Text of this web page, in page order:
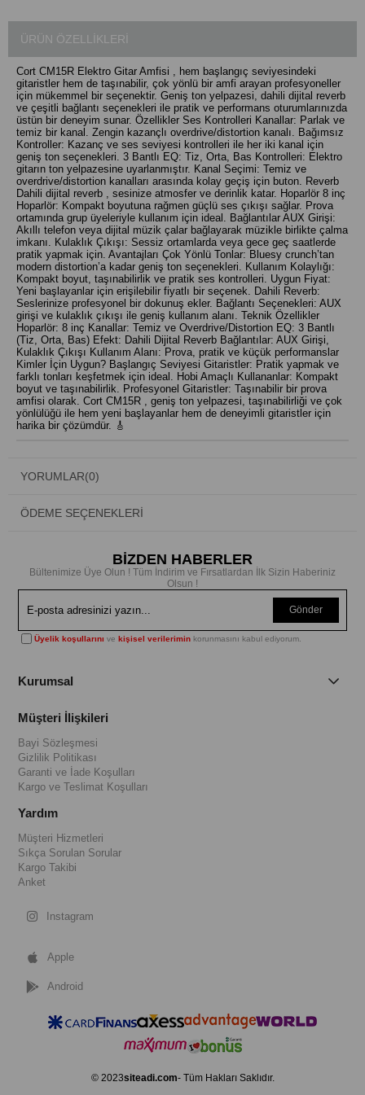
ÜRÜN ÖZELLIKLERI
Cort CM15R Elektro Gitar Amfisi , hem başlangıç seviyesindeki
gitaristler hem de taşınabilir, çok yönlü bir amfi arayan profesyoneller
için mükemmel bir seçenektir. Geniş ton yelpazesi, dahili dijital reverb
ve çeşitli bağlantı seçenekleri ile pratik ve performans oturumlarınızda
üstün bir deneyim sunar. Özellikler Ses Kontrolleri Kanallar: Parlak ve
temiz bir kanal. Zengin kazançlı overdrive/distortion kanalı. Bağımsız
Kontroller: Kazanç ve ses seviyesi kontrolleri ile her iki kanal için
geniş ton seçenekleri. 3 Bantlı EQ: Tiz, Orta, Bas Kontrolleri: Elektro
gitarın ton yelpazesine uyarlanmıştır. Kanal Seçimi: Temiz ve
overdrive/distortion kanalları arasında kolay geçiş için buton. Reverb
Dahili dijital reverb , sesinize atmosfer ve derinlik katar. Hoparlör 8 inç
Hoparlör: Kompakt boyutuna rağmen güçlü ses çıkışı sağlar. Prova
ortamında grup üyeleriyle kullanım için ideal. Bağlantılar AUX Girişi:
Akıllı telefon veya dijital müzik çalar bağlayarak müzikle birlikte çalma
imkanı. Kulaklık Çıkışı: Sessiz ortamlarda veya gece geç saatlerde
pratik yapmak için. Avantajları Çok Yönlü Tonlar: Bluesy crunch’tan
modern distortion’a kadar geniş ton seçenekleri. Kullanım Kolaylığı:
Kompakt boyut, taşınabilirlik ve pratik ses kontrolleri. Uygun Fiyat:
Yeni başlayanlar için erişilebilir fiyatlı bir seçenek. Dahili Reverb:
Seslerinize profesyonel bir dokunuş ekler. Bağlantı Seçenekleri: AUX
girişi ve kulaklık çıkışı ile geniş kullanım alanı. Teknik Özellikler
Hoparlör: 8 inç Kanallar: Temiz ve Overdrive/Distortion EQ: 3 Bantlı
(Tiz, Orta, Bas) Efekt: Dahili Dijital Reverb Bağlantılar: AUX Girişi,
Kulaklık Çıkışı Kullanım Alanı: Prova, pratik ve küçük performanslar
Kimler İçin Uygun? Başlangıç Seviyesi Gitaristler: Pratik yapmak ve
farklı tonları keşfetmek için ideal. Hobi Amaçlı Kullananlar: Kompakt
boyut ve taşınabilirlik. Profesyonel Gitaristler: Taşınabilir bir prova
amfisi olarak. Cort CM15R , geniş ton yelpazesi, taşınabilirliği ve çok
yönlülüğü ile hem yeni başlayanlar hem de deneyimli gitaristler için
harika bir çözümdür. 🎸
YORUMLAR(0)
ÖDEME SEÇENEKLERI
BİZDEN HABERLER
Bültenimize Üye Olun ! Tüm İndirim ve Fırsatlardan İlk Sizin Haberiniz
Olsun !
Gönder
Üyelik koşullarını vekişisel verilerimin korunmasını kabul ediyorum.
Kurumsal
Müşteri İlişkileri
Bayi Sözleşmesi
Gizlilik Politikası
Garanti ve İade Koşulları
Kargo ve Teslimat Koşulları
Yardım
Müşteri Hizmetleri
Sıkça Sorulan Sorular
Kargo Takibi
Anket
Instagram
Apple
Android
© 2023siteadi.com- Tüm Hakları Saklıdır.